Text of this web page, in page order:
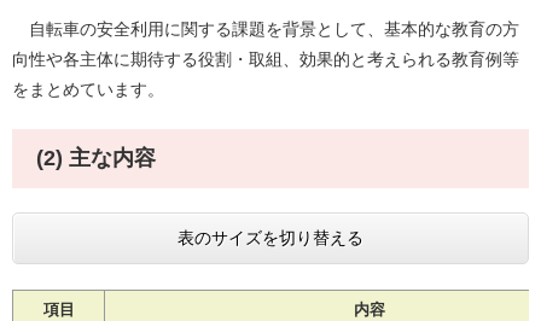
自転車の安全利用に関する課題を背景として、基本的な教育の方
向性や各主体に期待する役割・取組、効果的と考えられる教育例等
をまとめています。
(2) 主な内容
表のサイズを切り替える
項目 内容